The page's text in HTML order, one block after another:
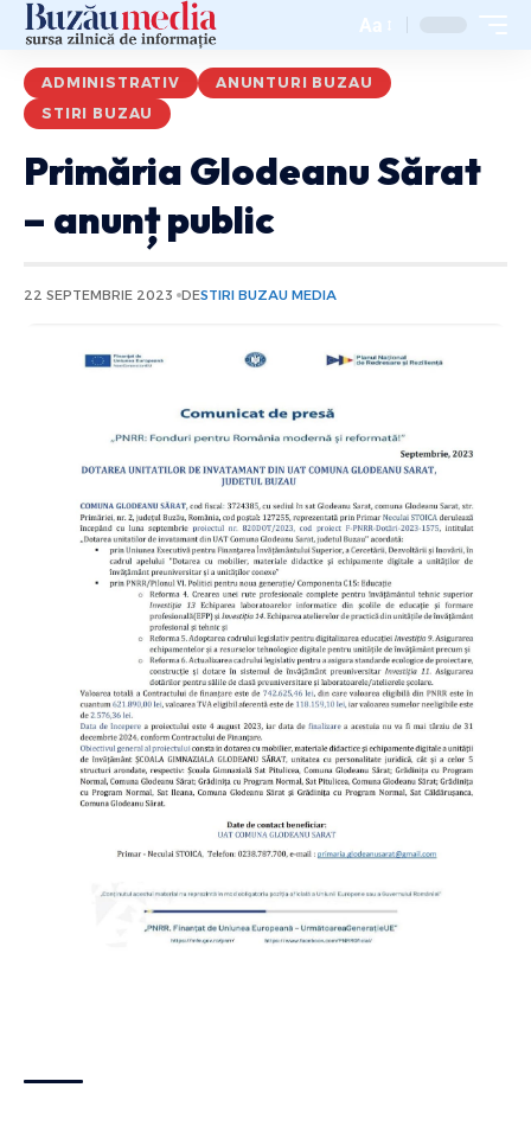
Aa
ADMINISTRATIV
ANUNTURI BUZAU
STIRI BUZAU
Primăria Glodeanu Sărat
– anunț public
22 SEPTEMBRIE 2023 DESTIRI BUZAU MEDIA